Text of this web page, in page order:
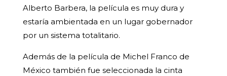
Alberto Barbera, la película es muy dura y
estaría ambientada en un lugar gobernador
por un sistema totalitario.
Además de la película de Michel Franco de
México también fue seleccionada la cinta